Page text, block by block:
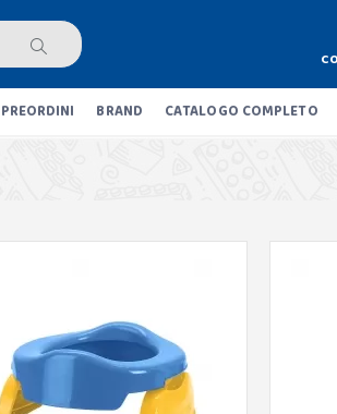
PREORDINI BRAND CATALOGO COMPLETO